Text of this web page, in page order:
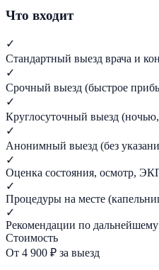
Что входит
✓
Стандартный выезд врача и
✓
Срочный выезд (быстрое
✓
Круглосуточный выезд
✓
Анонимный выезд (без
✓
Оценка состояния, осмотр,
✓
Процедуры на месте
✓
Рекомендации по
Стоимость
От 4 900 ₽ за выезд